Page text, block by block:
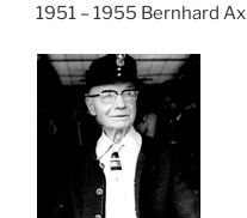
1951 – 1955 Bernhard Ax